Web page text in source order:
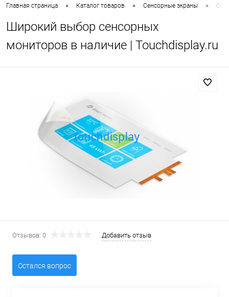
Главная страница • Каталог товаров • Сенсорные экраны •
Широкий выбор сенсорных
мониторов в наличие | Touchdisplay.ru
Отзывов: 0 Добавить отзыв
Остался вопрос